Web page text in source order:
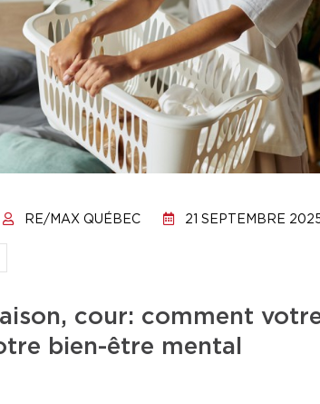
RE/MAX QUÉBEC 21 SEPTEMBRE
cour: comment
bien-être mental